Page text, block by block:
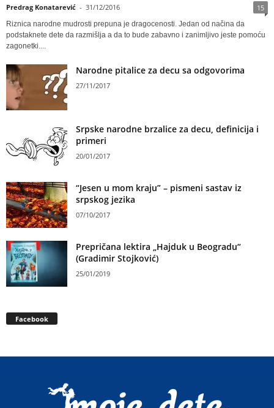
Predrag Konatarević - 31/12/2016 15
Riznica narodne mudrosti prepuna je dragocenosti. Jedan od načina da
podstaknete dete da razmišlja a da to bude zabavno i zanimljivo jeste pomoću
zagonetki....
Narodne pitalice za decu sa odgovorima
27/11/2017
Srpske narodne brzalice za decu, definicija i
primeri
20/01/2017
“Jesen u mom kraju” – pismeni sastav iz
srpskog jezika
07/10/2017
Prepričana lektira „Hajduk u Beogradu“
(Gradimir Stojković)
25/01/2019
Facebook